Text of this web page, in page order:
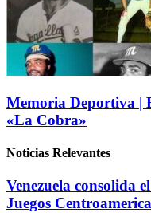
Memoria Deportiva |
«La Cobra»
Noticias Relevantes
Venezuela consolida
Juegos